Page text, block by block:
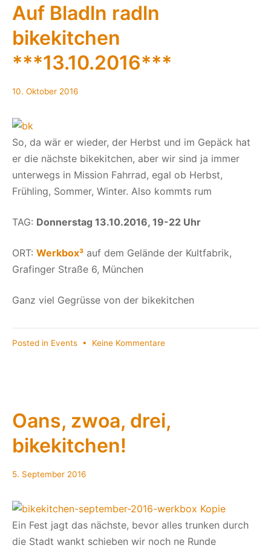
Auf Bladln radln
bikekitchen
***13.10.2016***
10. Oktober 201610.
So, da wär er wieder, der Herbst und im Gepäck hat
er die nächste bikekitchen, aber wir sind ja immer
unterwegs in Mission Fahrrad, egal ob Herbst,
Frühling, Sommer, Winter. Also kommts rum
TAG: Donnerstag 13.10.2016, 19-22 Uhr
ORT: Werkbox³ auf dem Gelände der Kultfabrik,
Grafinger Straße 6, München
Ganz viel Gegrüsse von der bikekitchen
Posted in Events • Keine Kommentarezu
***13.10.2016***
Oans, zwoa, drei,
bikekitchen!
5. September 2016
Ein Fest jagt das nächste, bevor alles trunken durch
die Stadt wankt schieben wir noch ne Runde